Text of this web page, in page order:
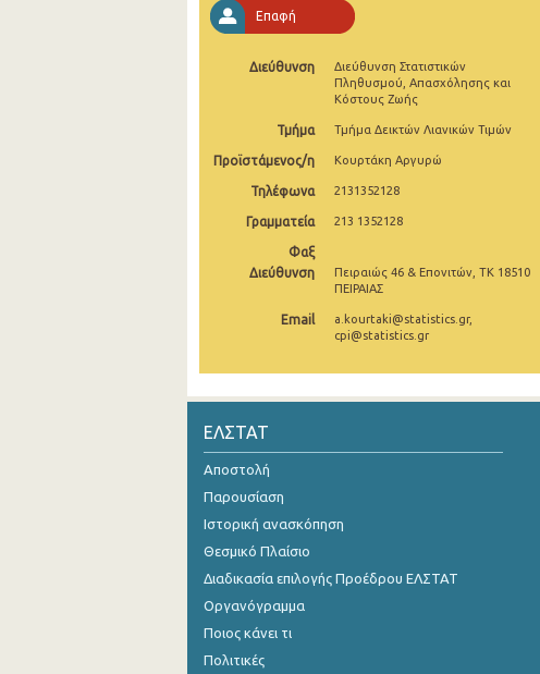
Ιανουαρίου 2025
Δεκεμβρίου 2024
Νοεμβρίου 2024
Οκτωβρίου 2024
Αυγούστου 2024
Ιουλίου 2024
Ιουνίου 2024
Μαΐου 2024
Απριλίου 2024
Φεβρουαρίου 2024
Δεκεμβρίου 2023
Οκτωβρίου 2023
Επαφή
Διεύθυνση
Διεύθυνση Στατιστικών
Πληθυσμού, Απασχόλησης και
Κόστους Ζωής
Τμήμα Τμήμα Δεικτών Λιανικών Τιμών
Προϊστάμενος/η Κουρτάκη Αργυρώ
Τηλέφωνα 2131352128
Γραμματεία 213 1352128
Φαξ
Διεύθυνση
Πειραιώς 46 & Επονιτών, ΤΚ 18510
ΠΕΙΡΑΙΑΣ
Email
a.kourtaki@statistics.gr,
cpi@statistics.gr
ΕΛΣΤΑΤ
Αποστολή
Παρουσίαση
Ιστορική ανασκόπηση
Θεσμικό Πλαίσιο
Διαδικασία επιλογής Προέδρου ΕΛΣΤΑΤ
Οργανόγραμμα
Ποιος κάνει τι
Πολιτικές